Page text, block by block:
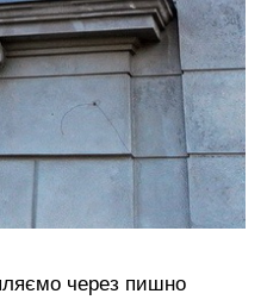
через пишно